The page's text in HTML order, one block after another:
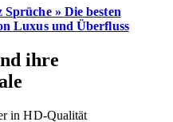
Sprüche » Die besten
Luxus und Überfluss
ihre